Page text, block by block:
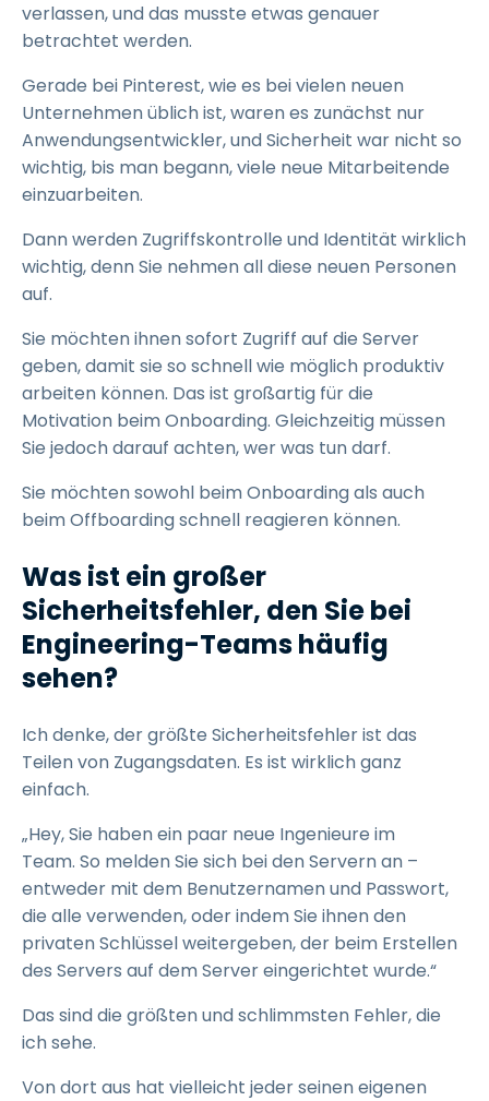
verlassen, und das musste etwas genauer
betrachtet werden.
Gerade bei Pinterest, wie es bei vielen neuen
Unternehmen üblich ist, waren es zunächst nur
Anwendungsentwickler, und Sicherheit war nicht so
wichtig, bis man begann, viele neue Mitarbeitende
einzuarbeiten.
Dann werden Zugriffskontrolle und Identität wirklich
wichtig, denn Sie nehmen all diese neuen Personen
auf.
Sie möchten ihnen sofort Zugriff auf die Server
geben, damit sie so schnell wie möglich produktiv
arbeiten können. Das ist großartig für die
Motivation beim Onboarding. Gleichzeitig müssen
Sie jedoch darauf achten, wer was tun darf.
Sie möchten sowohl beim Onboarding als auch
beim Offboarding schnell reagieren können.
Was ist ein großer
Sicherheitsfehler, den Sie bei
Engineering-Teams häufig
sehen?
Ich denke, der größte Sicherheitsfehler ist das
Teilen von Zugangsdaten. Es ist wirklich ganz
einfach.
„Hey, Sie haben ein paar neue Ingenieure im
Team. So melden Sie sich bei den Servern an –
entweder mit dem Benutzernamen und Passwort,
die alle verwenden, oder indem Sie ihnen den
privaten Schlüssel weitergeben, der beim Erstellen
des Servers auf dem Server eingerichtet wurde.“
Das sind die größten und schlimmsten Fehler, die
ich sehe.
Von dort aus hat vielleicht jeder seinen eigenen